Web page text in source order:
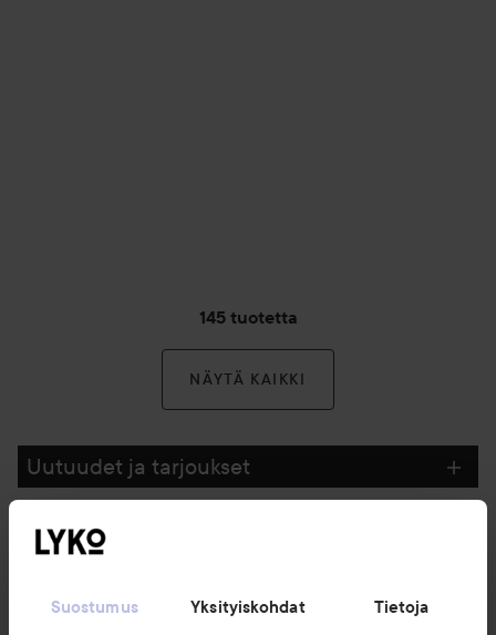
Suostumus Yksityiskohdat Tietoja
145 tuotetta
NÄYTÄ KAIKKI
Uutuudet ja tarjoukset
Seuraa meitä
Asiakaspalvelu